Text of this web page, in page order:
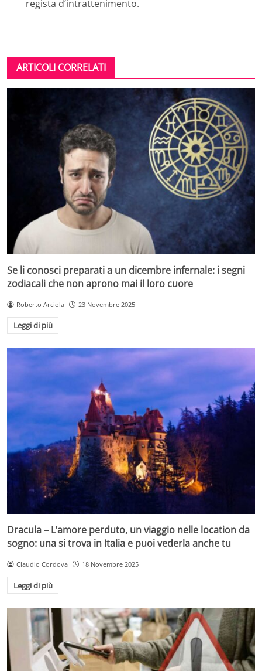
regista d’intrattenimento.
ARTICOLI CORRELATI
Se li conosci preparati a un dicembre infernale: i segni
zodiacali che non aprono mai il loro cuore
Roberto Arciola 23 Novembre 2025
Leggi di più
Dracula – L’amore perduto, un viaggio nelle location da
sogno: una si trova in Italia e puoi vederla anche tu
Claudio Cordova 18 Novembre 2025
Leggi di più